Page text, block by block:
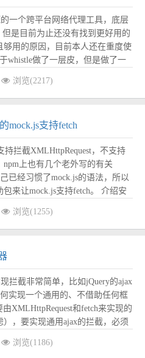
一个跨平台网络代理工具，底层
是目前为止还没有找到更好用的
用的原因，目前本人还在重度使
whistle做了一层皮，但是做了一
比控制台使用起来方便一些，所
文档：htt...
浏览(2217)
mock.js支持fetch
持拦截XMLHttpRequest，不支持
上也有几个老外写的有关
已经习惯了mock.js的语法，所以
来让mock.js支持fetch。 介绍安
只需加2行代码就可以让你的
浏览(1255)
拦截非常简单，比如jQuery的ajax
实现一个通用的、不借助任何框
XMLHttpRequest和fetch来实现的
），要实现通用ajax的拦截，必须
文所说的拦截器仅仅指的是插入
的...阅读全文
浏览(1186)